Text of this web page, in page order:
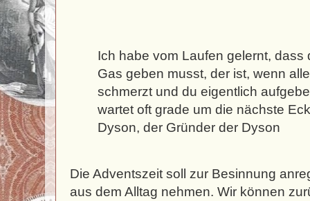
Ich habe vom Laufen gelernt, dass
Gas geben musst, der ist, wenn
schmerzt und du eigentlich
wartet oft grade um die nächste
Dyson, der Gründer der Dyson
Die Adventszeit soll zur Besinnung
aus dem Alltag nehmen. Wir können